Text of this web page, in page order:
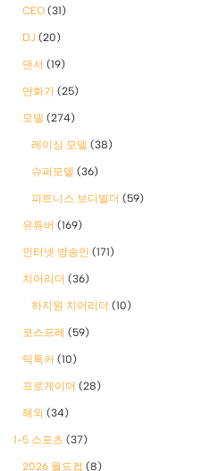
CEO (31)
DJ (20)
댄서 (19)
만화가 (25)
모델 (274)
레이싱 모델 (38)
슈퍼모델 (36)
피트니스 보디빌더 (59)
유튜버 (169)
인터넷 방송인 (171)
치어리더 (36)
하지원 치어리더 (10)
코스프레 (59)
틱톡커 (10)
프로게이머 (28)
해외 (34)
1-5 스포츠 (37)
2026 월드컵 (8)